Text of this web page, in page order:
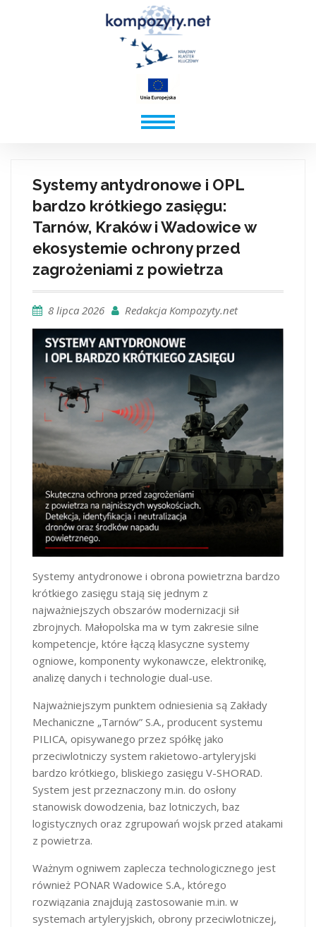
Systemy antydronowe i OPL
bardzo krótkiego zasięgu:
Tarnów, Kraków i Wadowice w
ekosystemie ochrony przed
zagrożeniami z powietrza
8 lipca 2026 Redakcja Kompozyty.net
Systemy antydronowe i obrona powietrzna bardzo
krótkiego zasięgu stają się jednym z
najważniejszych obszarów modernizacji sił
zbrojnych. Małopolska ma w tym zakresie silne
kompetencje, które łączą klasyczne systemy
ogniowe, komponenty wykonawcze, elektronikę,
analizę danych i technologie dual-use.
Najważniejszym punktem odniesienia są Zakłady
Mechaniczne „Tarnów” S.A., producent systemu
PILICA, opisywanego przez spółkę jako
przeciwlotniczy system rakietowo-artyleryjski
bardzo krótkiego, bliskiego zasięgu V-SHORAD.
System jest przeznaczony m.in. do osłony
stanowisk dowodzenia, baz lotniczych, baz
logistycznych oraz zgrupowań wojsk przed atakami
z powietrza.
Ważnym ogniwem zaplecza technologicznego jest
również PONAR Wadowice S.A., którego
rozwiązania znajdują zastosowanie m.in. w
systemach artyleryjskich, obrony przeciwlotniczej,